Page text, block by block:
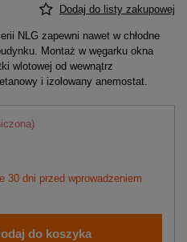
Dodaj do listy zakupowej
NLG zapewni nawet w chłodne
Montaż w węgarku okna
wlotowej od wewnątrz
i izolowany anemostat.
30 dni przed wprowadzeniem
do koszyka